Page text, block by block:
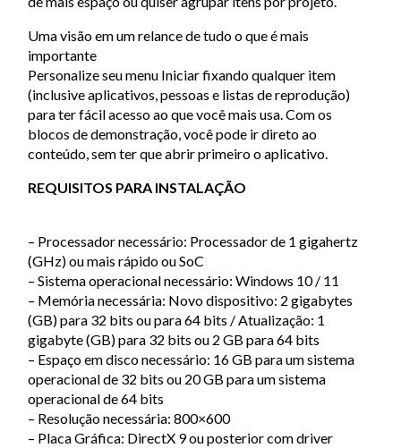
Uma visão em um relance de tudo o que é mais
importante
Personalize seu menu Iniciar fixando qualquer item
(inclusive aplicativos, pessoas e listas de reprodução)
para ter fácil acesso ao que você mais usa. Com os
blocos de demonstração, você pode ir direto ao
conteúdo, sem ter que abrir primeiro o aplicativo.
REQUISITOS PARA INSTALAÇÃO
– Processador necessário: Processador de 1 gigahertz
(GHz) ou mais rápido ou SoC
– Sistema operacional necessário: Windows 10 / 11
– Memória necessária: Novo dispositivo: 2 gigabytes
(GB) para 32 bits ou para 64 bits / Atualização: 1
gigabyte (GB) para 32 bits ou 2 GB para 64 bits
– Espaço em disco necessário: 16 GB para um sistema
operacional de 32 bits ou 20 GB para um sistema
operacional de 64 bits
– Resolução necessária: 800×600
– Placa Gráfica: DirectX 9 ou posterior com driver